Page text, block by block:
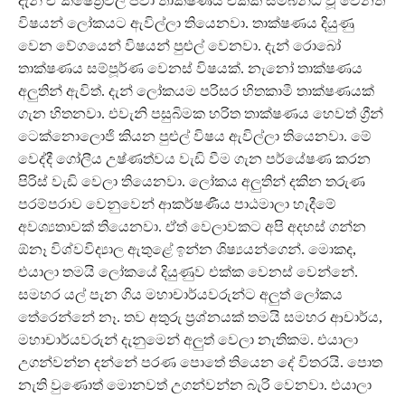
විෂයන් ලෝකයට ඇවිල්ලා තියෙනවා. තාක්ෂණය දියුණු
වෙන වේගයෙන් විෂයන් පුළුල් වෙනවා. දැන් රොබෝ
තාක්ෂණය සම්පූර්ණ වෙනස් විෂයක්. නැනෝ තාක්ෂණය
අලුතින් ඇවිත්. දැන් ලෝකයම පරිසර හිතකාමී තාක්ෂණයක්
ගැන හිතනවා. එවැනි පසුබිමක හරිත තාක්ෂණය හෙවත් ග්‍රීන්
ටෙක්නොලොජි කියන පුළුල් විෂය ඇවිල්ලා තියෙනවා. මේ
වෙද්දී ගෝලීය උෂ්ණත්වය වැඩි වීම ගැන පර්යේෂණ කරන
පිරිස් වැඩි වෙලා තියෙනවා. ලෝකය අලුතින් දකින තරුණ
පරම්පරාව වෙනුවෙන් ආකර්ෂණීය පාඨමාලා හැදීමේ
අවශ්‍යතාවක් තියෙනවා. ඒත් වෙලාවකට අපි අදහස් ගන්න
ඕනෑ විශ්වවිද්‍යාල ඇතුළේ ඉන්න ශිෂ්‍යයන්ගෙන්. මොකද,
එයාලා තමයි ලෝකයේ දියුණුව එක්ක වෙනස් වෙන්නේ.
සමහර යල් පැන ගිය මහාචාර්යවරුන්ට අලුත් ලෝකය
තේරෙන්නේ නෑ. තව අතුරු ප්‍රශ්නයක් තමයි සමහර ආචාර්ය,
මහාචාර්යවරුන් දැනුමෙන් අලුත් වෙලා නැතිකම. එයාලා
උගන්වන්න දන්නේ පරණ පොතේ තියෙන දේ විතරයි. පොත
නැති වුණොත් මොනවත් උගන්වන්න බැරි වෙනවා. එයාලා